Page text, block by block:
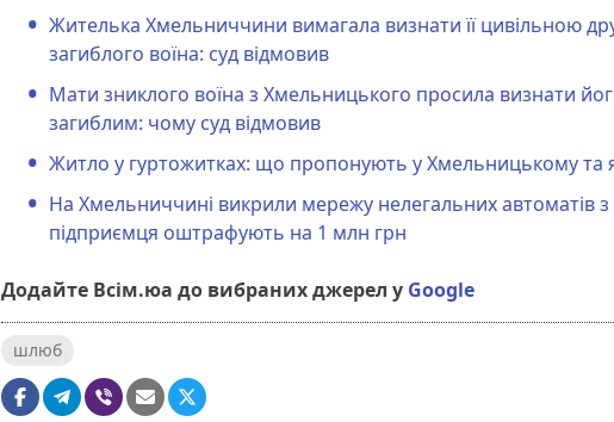
Жителька Хмельниччини вимагала визнати її цивільною
загиблого воїна: суд відмовив
Мати зниклого воїна з Хмельницького просила визнати
загиблим: чому суд відмовив
Житло у гуртожитках: що пропонують у Хмельницькому та
На Хмельниччині викрили мережу нелегальних автоматів
підприємця оштрафують на 1 млн грн
Додайте Всім.юа до вибраних джерел у Google
шлюб